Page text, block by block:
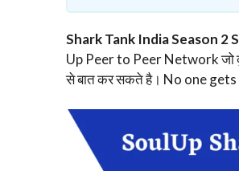
Shark Tank India Season 2
Up Peer to Peer Network जो
से बात कर सकते है। No one